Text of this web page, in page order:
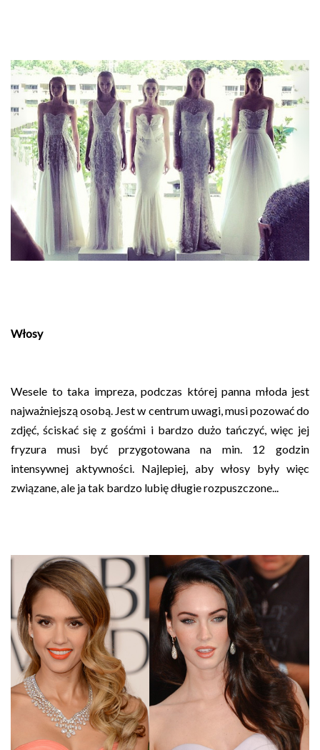
Włosy
Wesele to taka impreza, podczas której panna młoda jest
najważniejszą osobą. Jest w centrum uwagi, musi pozować do
zdjęć, ściskać się z gośćmi i bardzo dużo tańczyć, więc jej
fryzura musi być przygotowana na min. 12 godzin
intensywnej aktywności. Najlepiej, aby włosy były więc
związane, ale ja tak bardzo lubię długie rozpuszczone...